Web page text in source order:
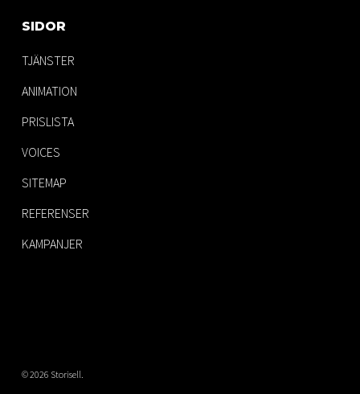
SIDOR
TJÄNSTER
ANIMATION
PRISLISTA
VOICES
SITEMAP
REFERENSER
KAMPANJER
© 2026 Storisell.